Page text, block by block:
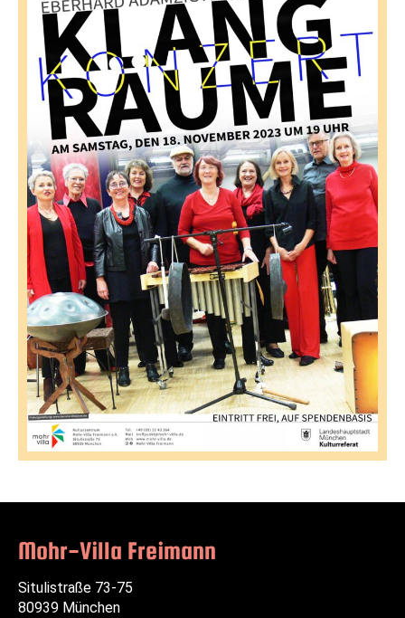
Mohr-Villa Freimann
Situlistraße 73-75
80939 München